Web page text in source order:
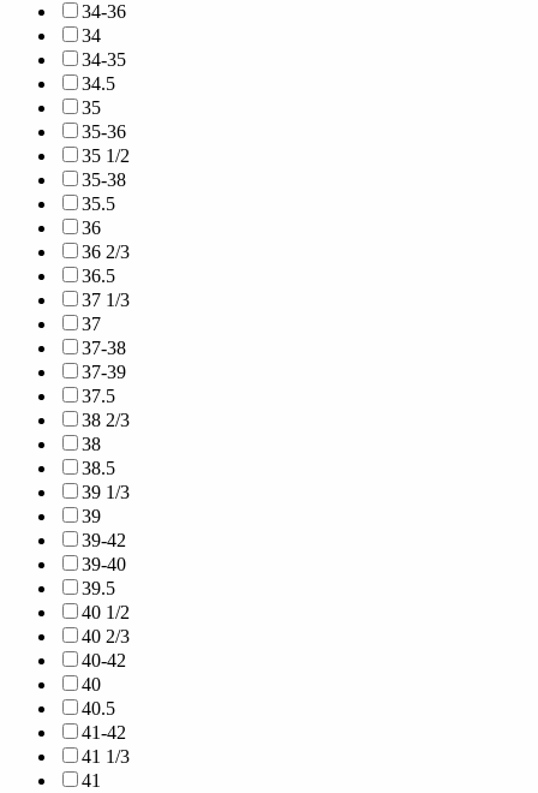
34-36
34
34-35
34.5
35
35-36
35 1/2
35-38
35.5
36
36 2/3
36.5
37 1/3
37
37-38
37-39
37.5
38 2/3
38
38.5
39 1/3
39
39-42
39-40
39.5
40 1/2
40 2/3
40-42
40
40.5
41-42
41 1/3
41